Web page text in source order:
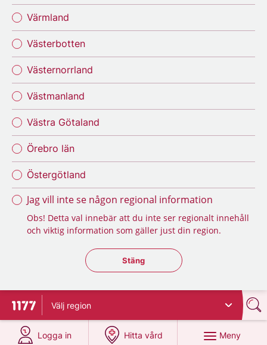
Värmland
Västerbotten
Västernorrland
Västmanland
Västra Götaland
Örebro län
Östergötland
Jag vill inte se någon regional information
Obs! Detta val innebär att du inte ser regionalt innehåll
och viktig information som gäller just din region.
Stäng regionsväljaren
Stäng
Till startsidan för 1177
Välj region
Logga in
på 1177.se
Hitta vård
på 1177.se
Meny